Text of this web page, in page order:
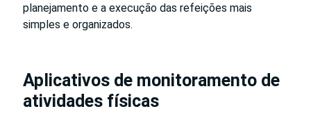
planejamento e a execução das refeições mais
simples e organizados.
Aplicativos de monitoramento de
atividades físicas